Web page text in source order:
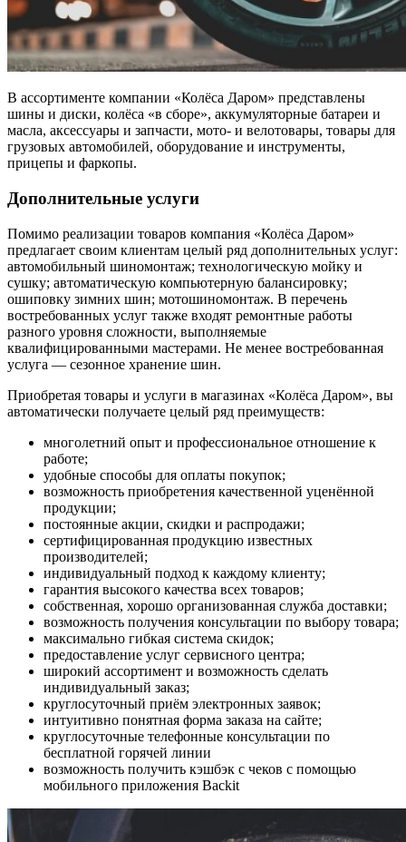
В ассортименте компании «Колёса Даром» представлены
шины и диски, колёса «в сборе», аккумуляторные батареи и
масла, аксессуары и запчасти, мото- и велотовары, товары для
грузовых автомобилей, оборудование и инструменты,
прицепы и фаркопы.
Дополнительные услуги
Помимо реализации товаров компания «Колёса Даром»
предлагает своим клиентам целый ряд дополнительных услуг:
автомобильный шиномонтаж; технологическую мойку и
сушку; автоматическую компьютерную балансировку;
ошиповку зимних шин; мотошиномонтаж. В перечень
востребованных услуг также входят ремонтные работы
разного уровня сложности, выполняемые
квалифицированными мастерами. Не менее востребованная
услуга — сезонное хранение шин.
Приобретая товары и услуги в магазинах «Колёса Даром», вы
автоматически получаете целый ряд преимуществ:
многолетний опыт и профессиональное отношение к
работе;
удобные способы для оплаты покупок;
возможность приобретения качественной уценённой
продукции;
постоянные акции, скидки и распродажи;
сертифицированная продукцию известных
производителей;
индивидуальный подход к каждому клиенту;
гарантия высокого качества всех товаров;
собственная, хорошо организованная служба доставки;
возможность получения консультации по выбору товара;
максимально гибкая система скидок;
предоставление услуг сервисного центра;
широкий ассортимент и возможность сделать
индивидуальный заказ;
круглосуточный приём электронных заявок;
интуитивно понятная форма заказа на сайте;
круглосуточные телефонные консультации по
бесплатной горячей линии
возможность получить кэшбэк c чеков с помощью
мобильного приложения Backit